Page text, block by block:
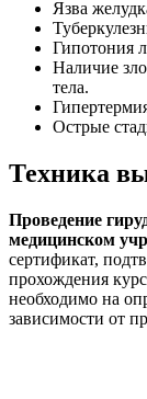
Язва
Гипотония
Наличие
тела.
Острые
Техника
Проведение
медицинском
сертификат,
прохождения
необходимо на
зависимости от